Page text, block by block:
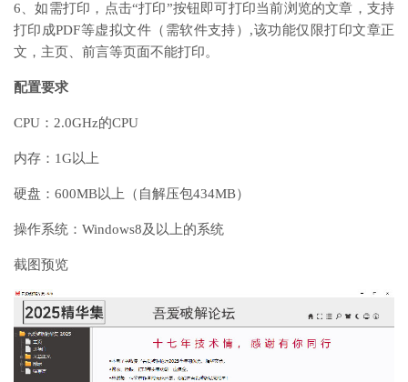
6、如需打印，点击“打印”按钮即可打印当前浏览的文章，支持
打印成PDF等虚拟文件（需软件支持）,该功能仅限打印文章正
文，主页、前言等页面不能打印。
配置要求
CPU：2.0GHz的CPU
内存：1G以上
硬盘：600MB以上（自解压包434MB）
操作系统：Windows8及以上的系统
截图预览